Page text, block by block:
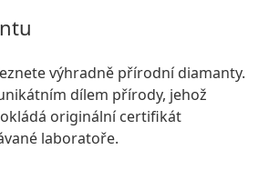
výhradně přírodní diamanty.
dílem přírody, jehož
originální certifikát
laboratoře.